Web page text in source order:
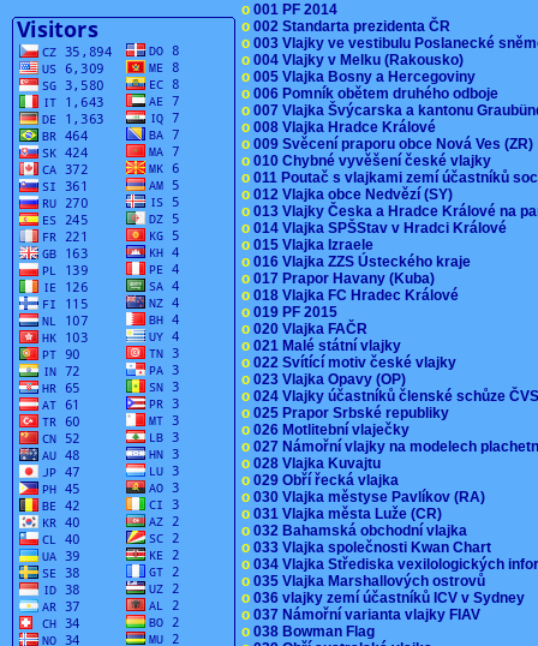
o 001 PF 2014
o 002 Standarta prezidenta ČR
o 003 Vlajky ve vestibulu Poslanecké
o 004 Vlajky v Melku (Rakousko)
o 005 Vlajka Bosny a Hercegoviny
o 006 Pomník obětem druhého odboje
o 007 Vlajka Švýcarska a kantonu
o 008 Vlajka Hradce Králové
o 009 Svěcení praporu obce Nová Ves
o 010 Chybné vyvěšení české vlajky
o 011 Poutač s vlajkami zemí účastníků
o 012 Vlajka obce Nedvězí (SY)
o 013 Vlajky Česka a Hradce Králové na
o 014 Vlajka SPŠStav v Hradci Králové
o 015 Vlajka Izraele
o 016 Vlajka ZZS Ústeckého kraje
o 017 Prapor Havany (Kuba)
o 018 Vlajka FC Hradec Králové
o 019 PF 2015
o 020 Vlajka FAČR
o 021 Malé státní vlajky
o 022 Svítící motiv české vlajky
o 023 Vlajka Opavy (OP)
o 024 Vlajky účastníků členské schůze
o 025 Prapor Srbské republiky
o 026 Motlitební vlaječky
o 027 Námořní vlajky na modelech
o 028 Vlajka Kuvajtu
o 029 Obří řecká vlajka
o 030 Vlajka městyse Pavlíkov (RA)
o 031 Vlajka města Luže (CR)
o 032 Bahamská obchodní vlajka
o 033 Vlajka společnosti Kwan Chart
o 034 Vlajka Střediska vexilologických
o 035 Vlajka Marshallových ostrovů
o 036 vlajky zemí účastníků ICV v Sydney
o 037 Námořní varianta vlajky FIAV
o 038 Bowman Flag